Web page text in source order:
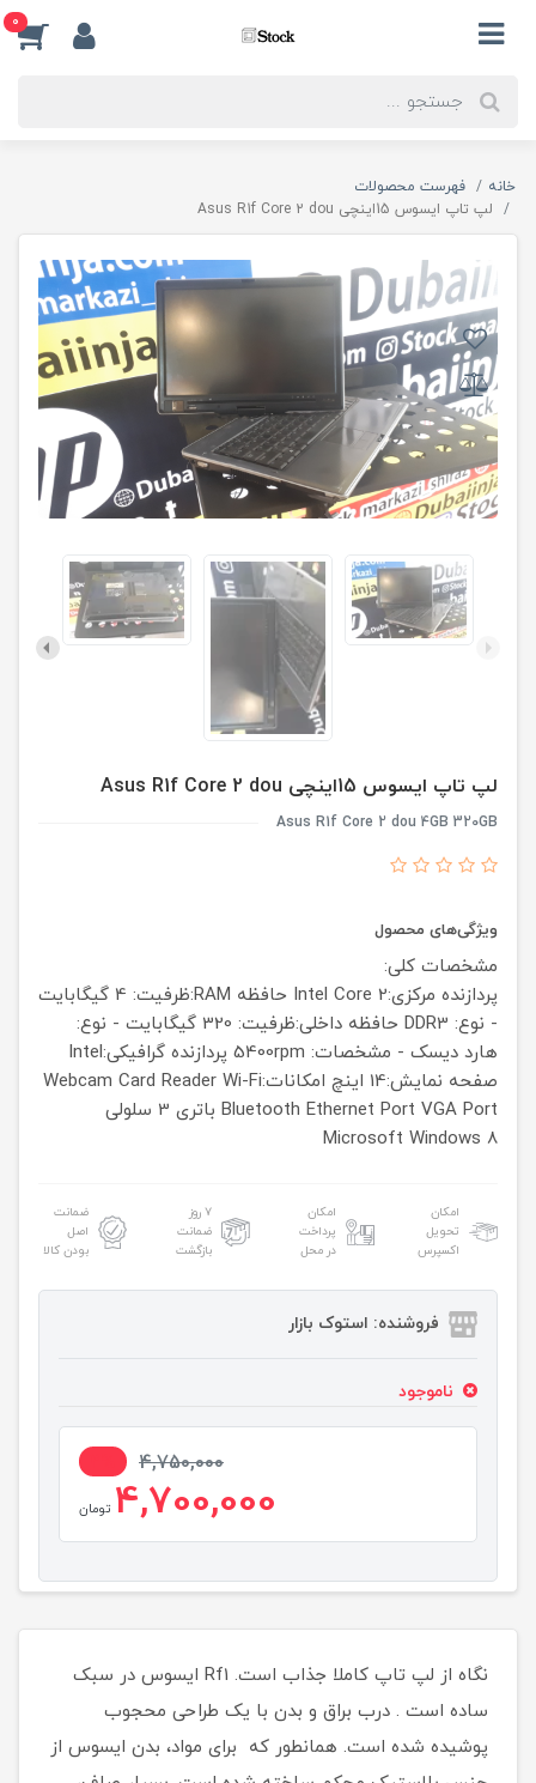
0
خانه
فهرست محصولات
لپ تاپ ایسوس 15اینچی Asus R1f Core 2 dou
لپ تاپ ایسوس 15اینچی Asus R1f Core 2 dou
Asus R1f Core 2 dou 4GB 320GB
ویژگی‌های محصول
مشخصات کلی:
پردازنده مرکزی:Intel Core 2
حافظه RAM:ظرفیت: 4 گیگابایت
- نوع: DDR3
حافظه داخلی:ظرفیت: 320 گیگابایت - نوع:
هارد دیسک - مشخصات: 5400rpm
پردازنده گرافیکی:Intel
صفحه نمایش:14 اینچ
امکانات:Webcam Card Reader Wi-Fi
Bluetooth Ethernet Port VGA Port باتری 3 سلولی
Microsoft Windows 8
امکان
تحویل
اکسپرس
امکان
پرداخت
در محل
۷ روز
ضمانت
بازگشت
ضمانت
اصل
بودن کالا
فروشنده: استوک بازار
ناموجود
4,750,000
4,700,000 تومان
نگاه از لپ تاپ کاملا جذاب است. Rf1 ایسوس در سبک
ساده است . درب براق و بدن با یک طراحی محجوب
پوشیده شده است. همانطور که برای مواد، بدن ایسوس از